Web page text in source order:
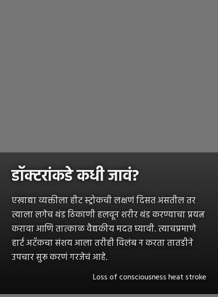
डॉक्टरांकडे कधी जावं?
एखाद्या व्यक्तीला हीट स्ट्रोकची लक्षणं दिसत असतील तर
त्याला लगेच थंड ठिकाणी हलवून शरीर थंड करण्याचा प्रयत्न
करावा आणि तात्काळ वैद्यकीय मदत घ्यावी. त्याचप्रमाणे
हार्ट अटॅकचा संशय आला तरीही विलंब न करता तातडीने
उपचार सुरू करणं गरजेचं आहे.
Loss of consciousness heat stroke